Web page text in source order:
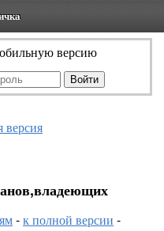
версию
версия
-к полной версии -